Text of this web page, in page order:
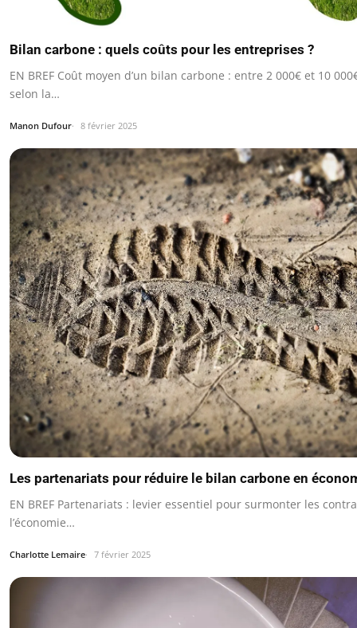
Bilan carbone : quels coûts pour les entreprises ?
EN BREF Coût moyen d’un bilan carbone : entre 2 000€ et 10
selon la…
Manon Dufour 8 février 2025
Les partenariats pour réduire le bilan carbone en
EN BREF Partenariats : levier essentiel pour surmonter les
l’économie…
Charlotte Lemaire 7 février 2025